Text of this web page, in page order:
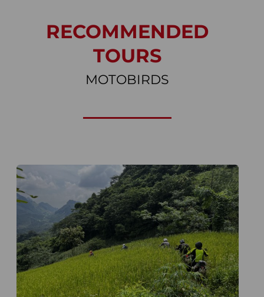
RECOMMENDED
TOURS
MOTOBIRDS